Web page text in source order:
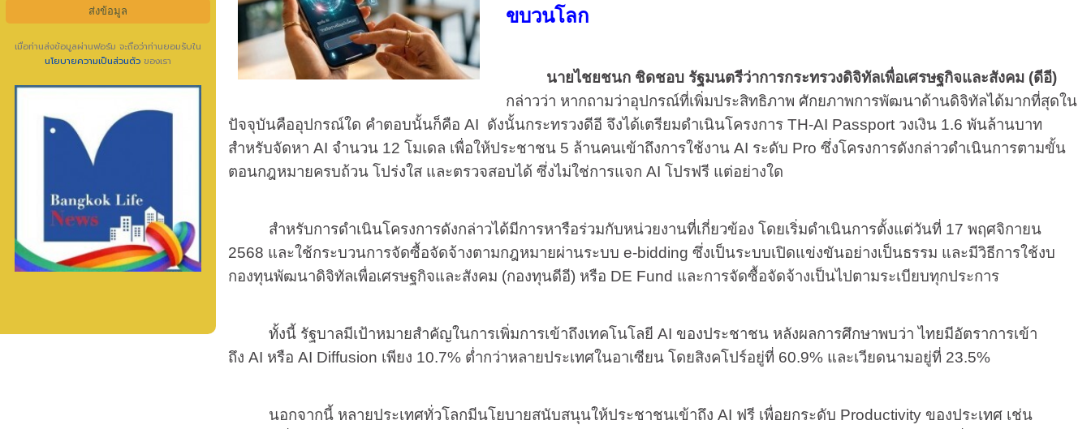
เมื่อท่านส่งข้อมูลผ่านฟอร์ม จะถือว่าท่านยอมรับใน
นโยบายความเป็นส่วนตัว ของเรา
ขบวนโลก
นายไชยชนก ชิดชอบ รัฐมนตรีว่าการกระทรวงดิจิทัลเพื่อเศรษฐกิจและสังคม (ดีอี)
กล่าวว่า หากถามว่าอุปกรณ์ที่เพิ่มประสิทธิภาพ ศักยภาพการพัฒนาด้านดิจิทัลได้มากที่สุดใน
ปัจจุบันคืออุปกรณ์ใด คำตอบนั้นก็คือ AI ดังนั้นกระทรวงดีอี จึงได้เตรียมดำเนินโครงการ TH-AI Passport วงเงิน 1.6 พันล้านบาท
สำหรับจัดหา AI จำนวน 12 โมเดล เพื่อให้ประชาชน 5 ล้านคนเข้าถึงการใช้งาน AI ระดับ Pro ซึ่งโครงการดังกล่าวดำเนินการตามขั้น
ตอนกฎหมายครบถ้วน โปร่งใส และตรวจสอบได้ ซึ่งไม่ใช่การแจก AI โปรฟรี แต่อย่างใด
สำหรับการดำเนินโครงการดังกล่าวได้มีการหารือร่วมกับหน่วยงานที่เกี่ยวข้อง โดยเริ่มดำเนินการตั้งแต่วันที่ 17 พฤศจิกายน
2568 และใช้กระบวนการจัดซื้อจัดจ้างตามกฎหมายผ่านระบบ e-bidding ซึ่งเป็นระบบเปิดแข่งขันอย่างเป็นธรรม และมีวิธีการใช้งบ
กองทุนพัฒนาดิจิทัลเพื่อเศรษฐกิจและสังคม (กองทุนดีอี) หรือ DE Fund และการจัดซื้อจัดจ้างเป็นไปตามระเบียบทุกประการ
ทั้งนี้ รัฐบาลมีเป้าหมายสำคัญในการเพิ่มการเข้าถึงเทคโนโลยี AI ของประชาชน หลังผลการศึกษาพบว่า ไทยมีอัตราการเข้า
ถึง AI หรือ AI Diffusion เพียง 10.7% ต่ำกว่าหลายประเทศในอาเซียน โดยสิงคโปร์อยู่ที่ 60.9% และเวียดนามอยู่ที่ 23.5%
นอกจากนี้ หลายประเทศทั่วโลกมีนโยบายสนับสนุนให้ประชาชนเข้าถึง AI ฟรี เพื่อยกระดับ Productivity ของประเทศ เช่น